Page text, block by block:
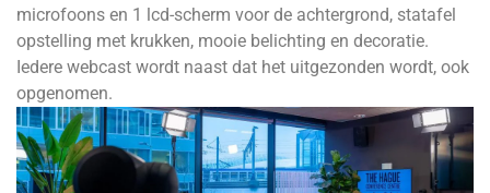
microfoons en 1 lcd-scherm voor de achtergrond, statafel
opstelling met krukken, mooie belichting en decoratie.
Iedere webcast wordt naast dat het uitgezonden wordt, ook
opgenomen.